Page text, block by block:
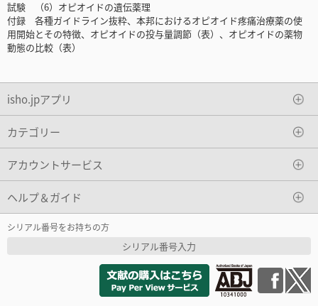
試験 （6）オピオイドの遺伝薬理
付録 各種ガイドライン抜粋、本邦におけるオピオイド疼痛治療薬の使
用開始とその特徴、オピオイドの投与量調節（表）、オピオイドの薬物
動態の比較（表）
isho.jpアプリ
カテゴリー
アカウントサービス
ヘルプ＆ガイド
シリアル番号をお持ちの方
シリアル番号入力